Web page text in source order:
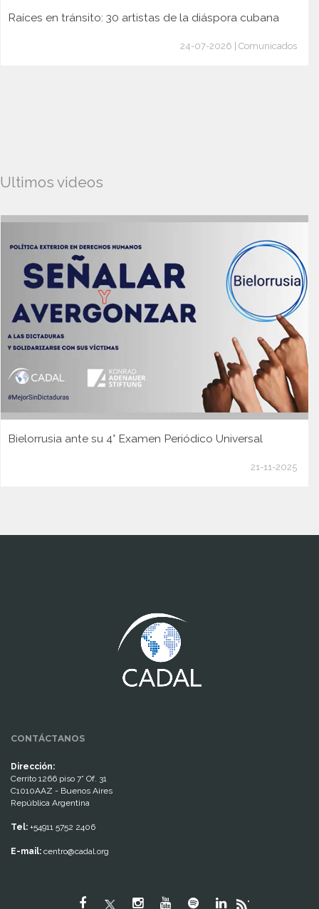
Raíces en tránsito: 30 artistas de la diáspora cubana
24-07-2026 | Comunicados
Ultimos videos
Bielorrusia ante su 4° Examen Periódico Universal
21-11-2025
CONTÁCTANOS
Dirección:
Cerrito 1266 piso 7° Of. 31
C1010AAZ - Buenos Aires
República Argentina
Tel: +54911 5752 2406
E-mail: centro@cadal.org
"